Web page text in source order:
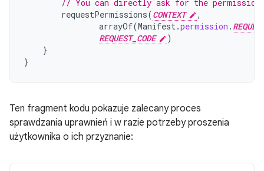
// You can directly ask for the
requestPermissions(CONTEXT
,
arrayOf(Manifest.permission .
REQUEST_CODE
)
}
}
Ten fragment kodu pokazuje zalecany proces
sprawdzania uprawnień i w razie potrzeby proszenia
użytkownika o ich przyznanie: